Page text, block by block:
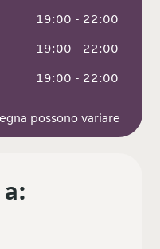
19:00 - 22:00
19:00 - 22:00
19:00 - 22:00
possono variare